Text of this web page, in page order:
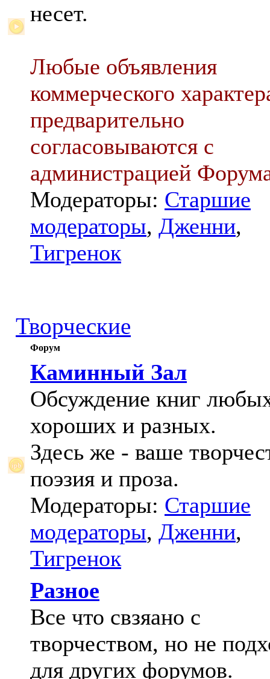
несет.
Любые объявления
коммерческого
предварительно
согласовываются с
администрацией
Модераторы: Старшие
модераторы, Дженни,
Тигренок
Творческие
Форум
Каминный Зал
Обсуждение книг
хороших и разных.
Здесь же - ваше
поэзия и проза.
Модераторы: Старшие
модераторы, Дженни,
Тигренок
Разное
Все что свзяано с
творчеством, но не
для других форумов.